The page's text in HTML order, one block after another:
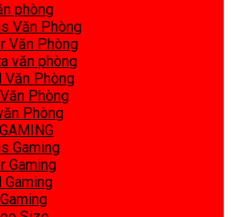
phòng
Văn Phòng
Văn Phòng
văn phòng
Văn Phòng
Phòng
Phòng
Gaming
Gaming
Gaming